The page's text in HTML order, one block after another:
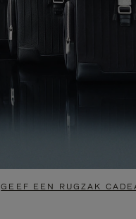
GEEF EEN RUGZAK